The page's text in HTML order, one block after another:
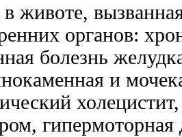
в животе,
органов:
болезнь
и